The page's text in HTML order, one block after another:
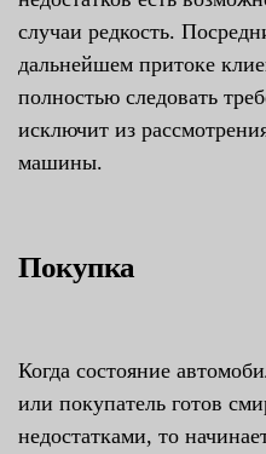
случаи редкость.
дальнейшем притоке
полностью следовать
исключит из
машины.
Покупка
Когда состояние
или покупатель готов
недостатками, то